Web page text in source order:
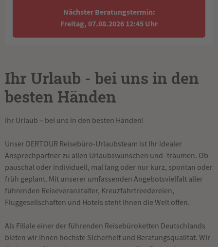
Nächster Beratungstermin:
Freitag, 07.08.2026 12:45 Uhr
Ihr Urlaub - bei uns in den
besten Händen
Ihr Urlaub – bei uns in den besten Händen!
Unser DERTOUR Reisebüro-Urlaubsteam ist Ihr idealer
Ansprechpartner zu allen Urlaubswünschen und -träumen. Ob
pauschal oder individuell, mal lang oder nur kurz, spontan oder
früh geplant. Mit unserer umfassenden Angebotsvielfalt aller
führenden Reiseveranstalter, Kreuzfahrtreedereien,
Fluggesellschaften und Hotels steht Ihnen die Welt offen.
Als Filiale einer der führenden Reisebüroketten Deutschlands
bieten wir Ihnen höchste Sicherheit und Beratungsqualität. Wir